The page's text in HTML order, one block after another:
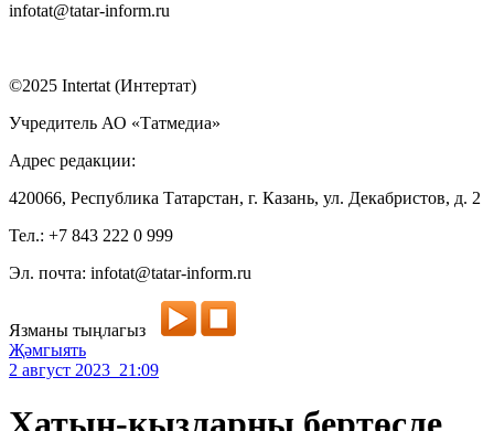
infotat@tatar-inform.ru
©2025 Intertat (Интертат)
Учредитель АО «Татмедиа»
Адрес редакции:
420066, Республика Татарстан, г. Казань, ул. Декабристов, д. 2
Тел.: +7 843 222 0 999
Эл. почта: infotat@tatar-inform.ru
Язманы тыңлагыз
Җәмгыять
2 август 2023 21:09